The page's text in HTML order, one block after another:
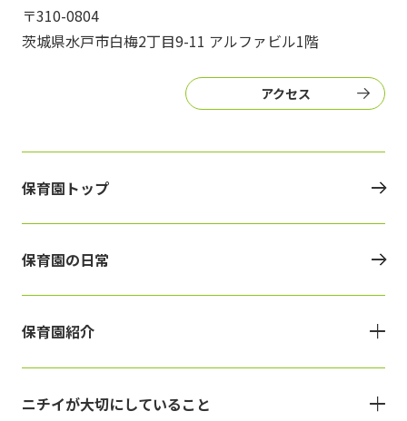
〒310-0804
茨城県水戸市白梅2丁目9-11 アルファビル1階
アクセス
保育園トップ
保育園の日常
保育園紹介
ニチイが大切にしていること